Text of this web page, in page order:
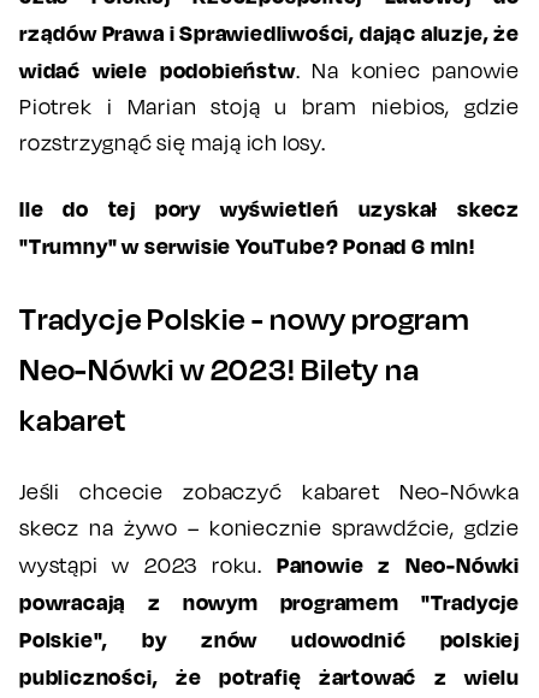
rządów Prawa i Sprawiedliwości, dając aluzje, że
widać wiele podobieństw. Na koniec panowie
Piotrek i Marian stoją u bram niebios, gdzie
rozstrzygnąć się mają ich losy.
Ile do tej pory wyświetleń uzyskał skecz
"Trumny" w serwisie YouTube? Ponad 6 mln!
Tradycje Polskie - nowy program
Neo-Nówki w 2023! Bilety na
kabaret
Jeśli chcecie zobaczyć kabaret Neo-Nówka
skecz na żywo – koniecznie sprawdźcie, gdzie
wystąpi w 2023 roku. Panowie z Neo-Nówki
powracają z nowym programem "Tradycje
Polskie", by znów udowodnić polskiej
publiczności, że potrafię żartować z wielu